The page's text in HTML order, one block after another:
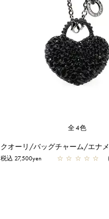
全4色
クオーリ/バッグチャーム/エナ
税込 27,500yen ☆ ☆ ☆ ☆ ☆